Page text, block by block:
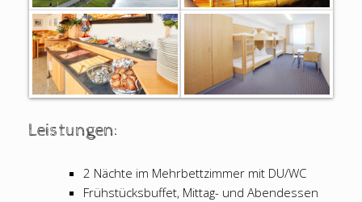
Leistungen:
2 Nächte im Mehrbettzimmer mit DU/WC
Frühstücksbuffet, Mittag- und Abendessen